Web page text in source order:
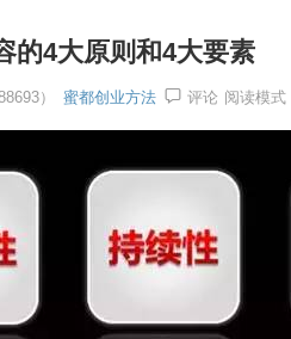
的4大原则和4大要素
） 蜜都创业方法 评论 阅读模式